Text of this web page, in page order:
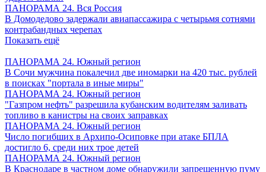
ПАНОРАМА 24. Вся Россия
В Домодедово задержали авиапассажира с четырьмя сотнями
контрабандных черепах
Показать ещё
ПАНОРАМА 24. Южный регион
В Сочи мужчина покалечил две иномарки на 420 тыс. рублей
в поисках "портала в иные миры"
ПАНОРАМА 24. Южный регион
"Газпром нефть" разрешила кубанским водителям заливать
топливо в канистры на своих заправках
ПАНОРАМА 24. Южный регион
Число погибших в Архипо-Осиповке при атаке БПЛА
достигло 6, среди них трое детей
ПАНОРАМА 24. Южный регион
В Краснодаре в частном доме обнаружили запрещенную пуму